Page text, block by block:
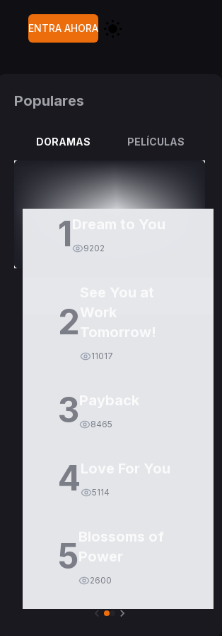
ENTRA AHORA
Populares
DORAMAS PELÍCULAS
1 9202
2
11017
3 8465
4 5114
5
2600